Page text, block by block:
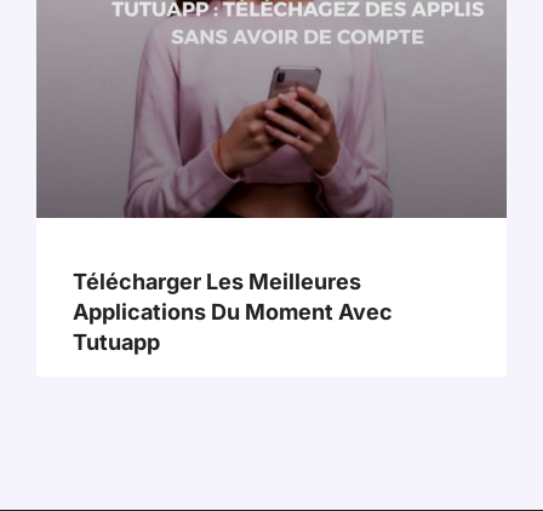
Télécharger Les Meilleures
Applications Du Moment Avec
Tutuapp